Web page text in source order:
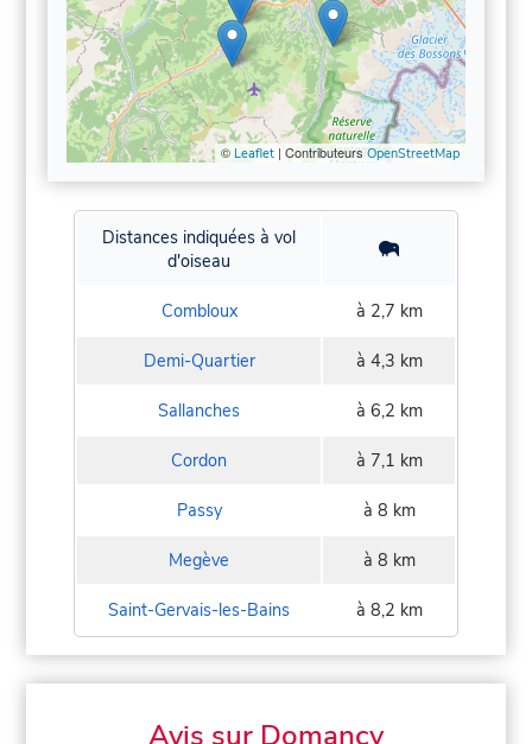
© Leaflet| ContributeursOpenStreetMap
Distances indiquées à vol
d'oiseau
Combloux à 2,7 km
Demi-Quartier à 4,3 km
Sallanches à 6,2 km
Cordon à 7,1 km
Passy à 8 km
Megève à 8 km
Saint-Gervais-les-Bains à 8,2 km
Avis sur Domancy